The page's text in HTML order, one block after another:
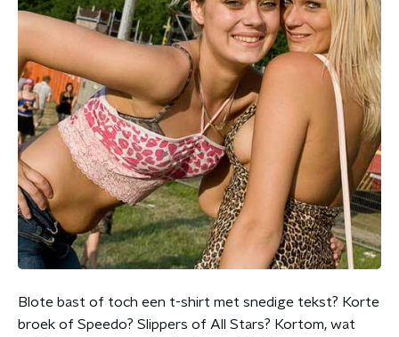
Blote bast of toch een t-shirt met snedige tekst? Korte
broek of Speedo? Slippers of All Stars? Kortom, wat